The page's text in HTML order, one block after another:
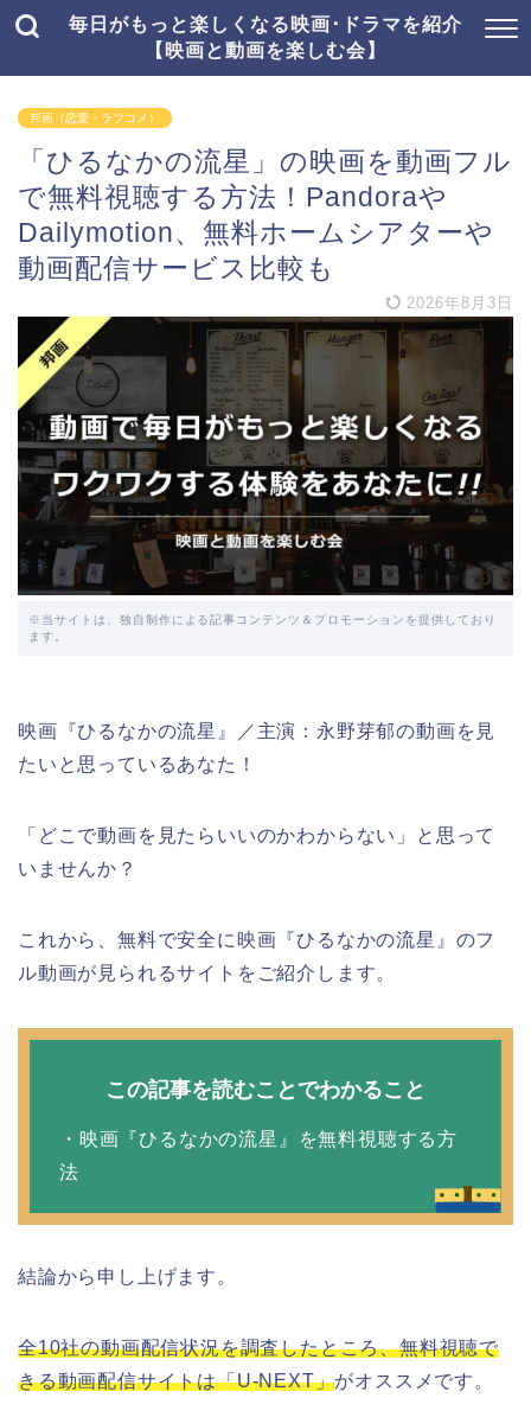
毎日がもっと楽しくなる映画･ドラマを紹介
【映画と動画を楽しむ会】
邦画（恋愛・ラブコメ）
「ひるなかの流星」の映画を動画フル
で無料視聴する方法！Pandoraや
Dailymotion、無料ホームシアターや
動画配信サービス比較も
2026年8月3日
※当サイトは、独自制作による記事コンテンツ＆プロモーションを提供しており
ます。
映画『ひるなかの流星』／主演：永野芽郁の動画を見
たいと思っているあなた！
「どこで動画を見たらいいのかわからない」と思って
いませんか？
これから、無料で安全に映画『ひるなかの流星』のフ
ル動画が見られるサイトをご紹介します。
この記事を読むことでわかること
・映画『ひるなかの流星』を無料視聴する方
法
結論から申し上げます。
全10社の動画配信状況を調査したところ、無料視聴で
きる動画配信サイトは「U-NEXT」がオススメです。